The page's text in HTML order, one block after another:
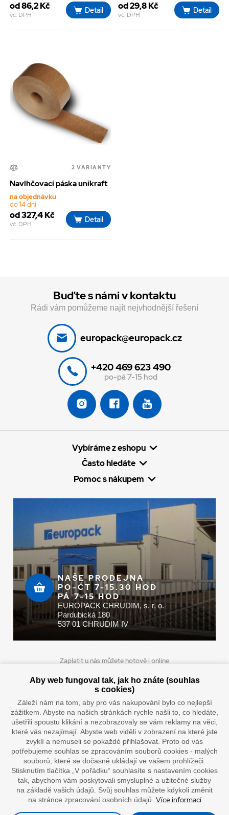
od 86,2 Kč
vč. DPH
Detail od 29,8 Kč
vč. DPH
Detail
2 VARIANTY
Navlhčovací páska unikraft
na objednávku
do 14 dní
od 327,4 Kč
vč. DPH
Detail
Buďte s námi v kontaktu
Rádi vám pomůžeme najít nejvhodnější řešení
europack@europack.cz
+420 469 623 490
po-pá 7-15 hod
Vybíráme z eshopu
Často hledáte
Pomoc s nákupem
NAŠE PRODEJNA
PO-ČT 7-15.30 HOD
PÁ 7-15 HOD
EUROPACK CHRUDIM, s. r. o.
Pardubická 180
537 01 CHRUDIM IV
Zaplatit u nás můžete hotově i online
Doprava vaším oblíbeným dopravcem
”Lepíme s jistotou”
Aby web fungoval tak, jak ho znáte (souhlas
s cookies)
Záleží nám na tom, aby pro vás nakupování bylo co nejlepší
zážitkem. Abyste na našich stránkách rychle našli to, co hledáte,
ušetřili spoustu klikání a nezobrazovaly se vám reklamy na věci,
které vás nezajímají. Abyste web viděli v zobrazení na které jste
zvyklí a nemuseli se pokaždé přihlašovat. Proto od vás
potřebujeme souhlas se zpracováním souborů cookies - malých
souborů, které se dočasně ukládají ve vašem prohlížeči.
Stisknutím tlačítka „V pořádku“ souhlasíte s nastavením cookies
tak, abychom vám poskytovali smysluplné a užitečné služby
na základě vašich údajů. Svůj souhlas můžete kdykoli změnit
na stránce zpracování osobních údajů. Více informací